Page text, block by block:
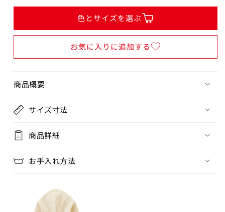
色とサイズを選ぶ
お気に入りに追加する
サーモンピンク
¥38,500
¥38,500
残り4点
商品概要
サイズ寸法
商品詳細
お手入れ方法